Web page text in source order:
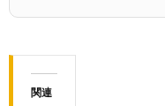
関連